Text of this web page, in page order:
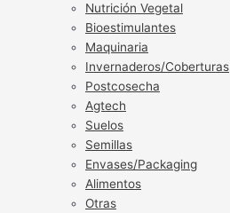
Nutrición Vegetal
Bioestimulantes
Maquinaria
Invernaderos/Coberturas
Postcosecha
Agtech
Suelos
Semillas
Envases/Packaging
Alimentos
Otras